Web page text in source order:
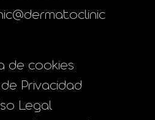
de cookies
Privacidad
Legal